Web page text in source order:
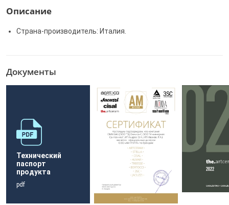
Описание
Страна-производитель: Италия.
Документы
Технический
паспорт
продукта
pdf